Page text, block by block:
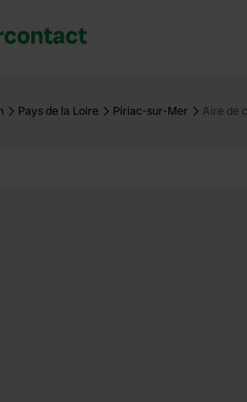
Pays de la Loire Piriac-sur-Mer Aire de